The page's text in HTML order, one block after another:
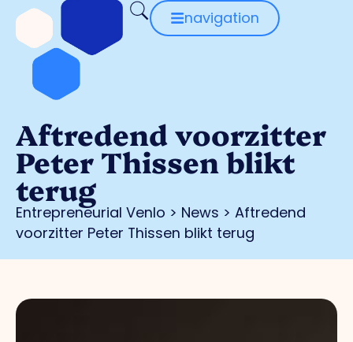
navigation
Aftredend voorzitter
Peter Thissen blikt
terug
Entrepreneurial Venlo > News > Aftredend
voorzitter Peter Thissen blikt terug